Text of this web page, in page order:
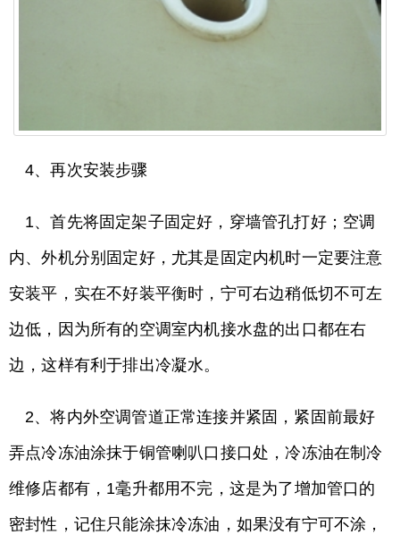
4、再次安装步骤
1、首先将固定架子固定好，穿墙管孔打好；空调
内、外机分别固定好，尤其是固定内机时一定要注意
安装平，实在不好装平衡时，宁可右边稍低切不可左
边低，因为所有的空调室内机接水盘的出口都在右
边，这样有利于排出冷凝水。
2、将内外空调管道正常连接并紧固，紧固前最好
弄点冷冻油涂抹于铜管喇叭口接口处，冷冻油在制冷
维修店都有，1毫升都用不完，这是为了增加管口的
密封性，记住只能涂抹冷冻油，如果没有宁可不涂，